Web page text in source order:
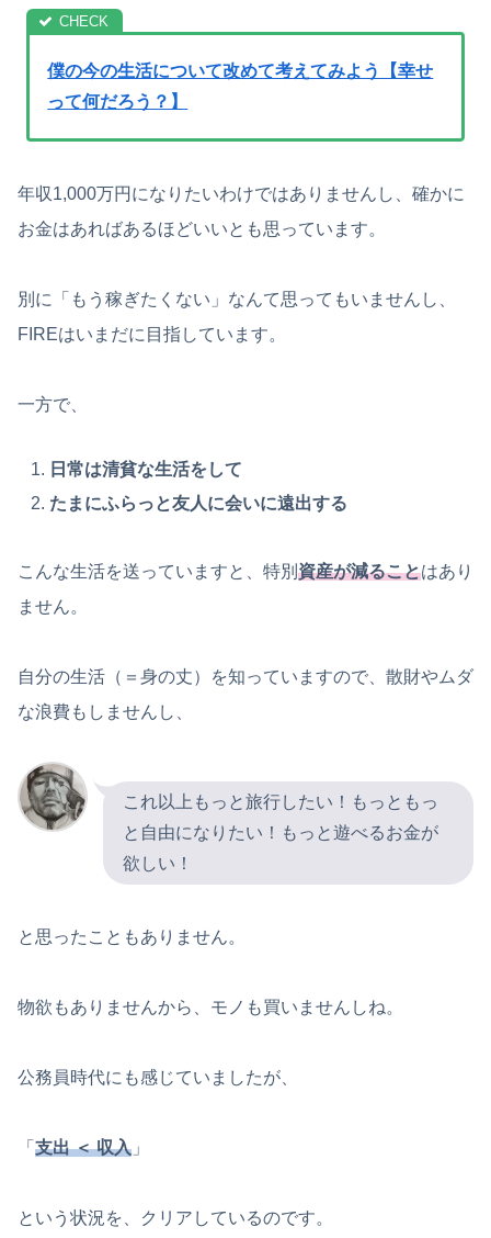
僕の今の生活について改めて考えてみよう【幸せ
って何だろう？】
年収1,000万円になりたいわけではありませんし、確かに
お金はあればあるほどいいとも思っています。
別に「もう稼ぎたくない」なんて思ってもいませんし、
FIREはいまだに目指しています。
一方で、
日常は清貧な生活をして
たまにふらっと友人に会いに遠出する
こんな生活を送っていますと、特別 資産が減ることはあり
ません。
自分の生活（＝身の丈）を知っていますので、散財やムダ
な浪費もしませんし、
これ以上もっと旅行したい！もっともっ
と自由になりたい！もっと遊べるお金が
欲しい！
と思ったこともありません。
物欲もありませんから、モノも買いませんしね。
公務員時代にも感じていましたが、
「 支出 ＜ 収入 」
という状況を、クリアしているのです。